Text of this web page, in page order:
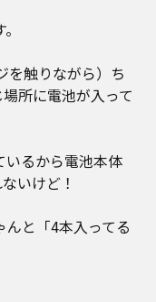
を触りながら）ち
所に電池が入って
いるから電池本体
いけど！
と「4本入ってる